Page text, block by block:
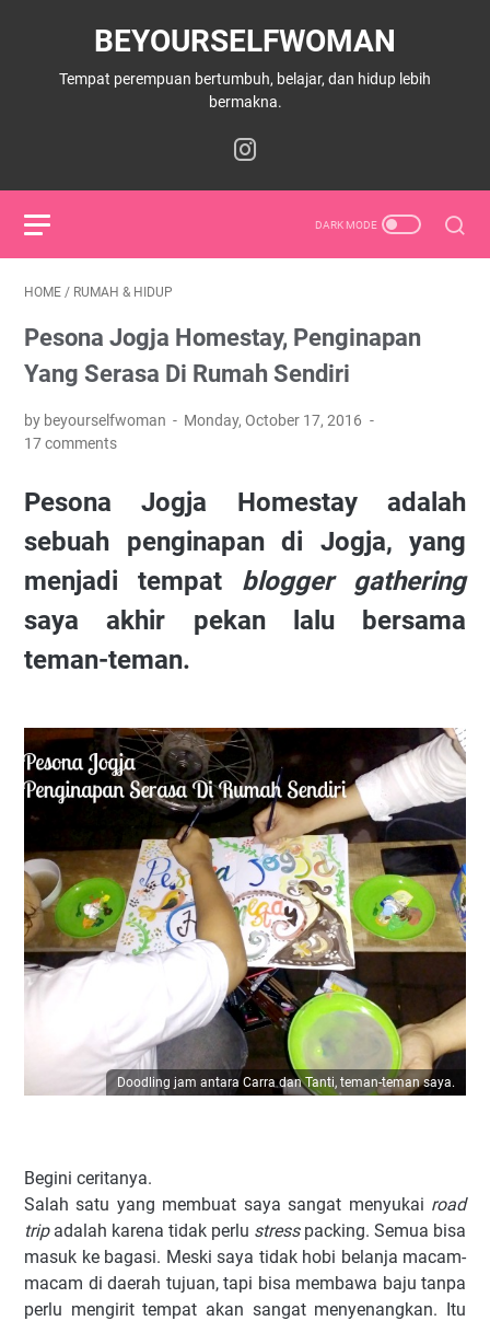
BEYOURSELFWOMAN
Tempat perempuan bertumbuh, belajar, dan hidup lebih
bermakna.
HOME / RUMAH & HIDUP
Pesona Jogja Homestay, Penginapan
Yang Serasa Di Rumah Sendiri
by beyourselfwoman
Monday, October 17, 2016
17 comments
Pesona Jogja Homestay adalah
sebuah penginapan di Jogja, yang
menjadi tempat blogger gathering
saya akhir pekan lalu bersama
teman-teman.
Doodling jam antara Carra dan Tanti, teman-teman saya.
Begini ceritanya.
Salah satu yang membuat saya sangat menyukai road
tripadalah karena tidak perlu stresspacking. Semua bisa
masuk ke bagasi. Meski saya tidak hobi belanja macam-
macam di daerah tujuan, tapi bisa membawa baju tanpa
perlu mengirit tempat akan sangat menyenangkan. Itu